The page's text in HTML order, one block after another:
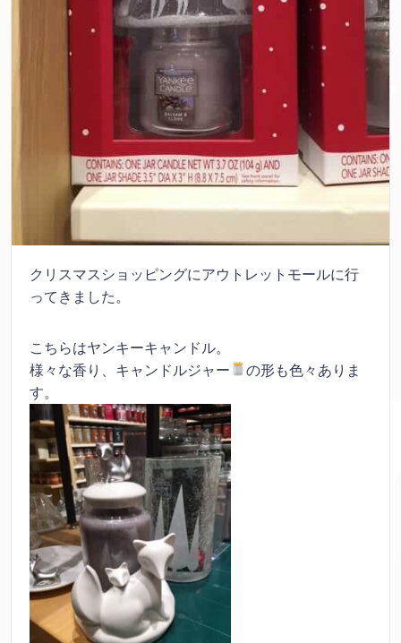
クリスマスショッピングにアウトレットモールに行
ってきました。
こちらはヤンキーキャンドル。
様々な香り、キャンドルジャー
の形も色々ありま
す。